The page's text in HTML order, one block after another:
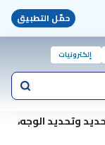
حمّل التطبيق
إلكترونيات
وتحديد الوجه،